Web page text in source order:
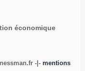
économique
-|- mentions